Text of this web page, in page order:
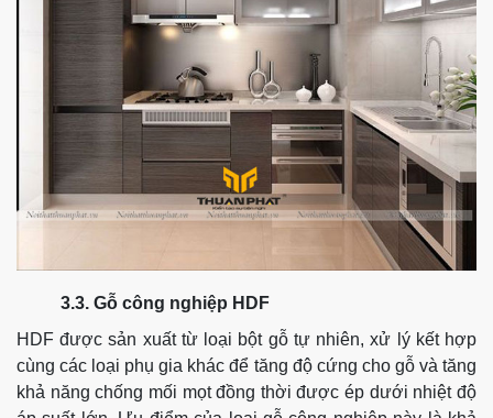
3.3. Gỗ công nghiệp HDF
HDF được sản xuất từ loại bột gỗ tự nhiên, xử lý kết hợp
cùng các loại phụ gia khác để tăng độ cứng cho gỗ và tăng
khả năng chống mối mọt đồng thời được ép dưới nhiệt độ